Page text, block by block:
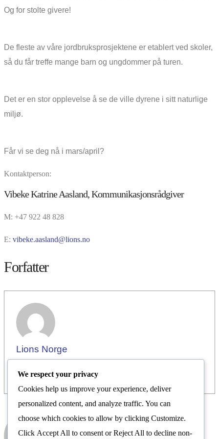
Og for stolte givere!
De fleste av våre jordbruksprosjektene er etablert ved skoler,
så du får treffe mange barn og ungdommer på turen.
Det er en stor opplevelse å se de ville dyrene i sitt naturlige
miljø.
Får vi se deg nå i mars/april?
Kontaktperson:
Vibeke Katrine Aasland, Kommunikasjonsrådgiver
M: +47 922 48 828
E: vibeke.aasland@lions.no
Forfatter
Lions Norge
Lions Norge
We respect your privacy
Cookies help us improve your experience, deliver
personalized content, and analyze traffic. You can
choose which cookies to allow by clicking Customize.
Click Accept All to consent orReject All to decline non-